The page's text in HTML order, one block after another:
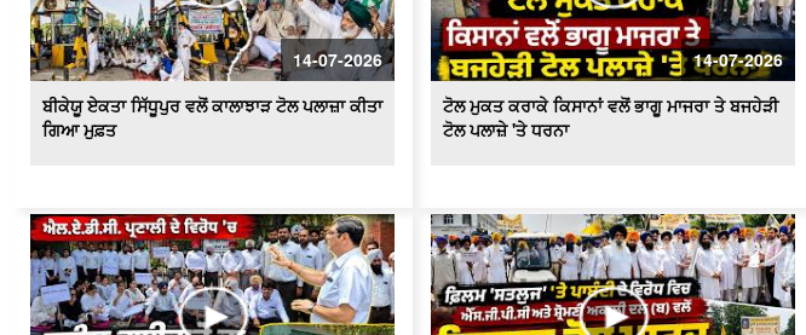
14-07-2026
ਬੀਕੇਯੂ ਏਕਤਾ ਸਿੱਧੂਪੁਰ ਵਲੋਂ ਕਾਲਾਝਾੜ ਟੋਲ ਪਲਾਜ਼ਾ ਕੀਤਾ
ਗਿਆ ਮੁਫ਼ਤ
14-07-2026
ਟੋਲ ਮੁਕਤ ਕਰਾਕੇ ਕਿਸਾਨਾਂ ਵਲੋਂ ਭਾਗੂ ਮਾਜਰਾ ਤੇ ਬਜਹੇੜੀ
ਟੋਲ ਪਲਾਜ਼ੇ 'ਤੇ ਧਰਨਾ